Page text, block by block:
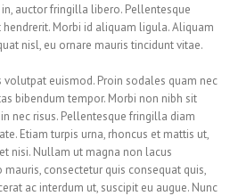
auctor fringilla libero. Pellentesque
Morbi id aliquam ligula. Aliquam
nisl, eu ornare mauris tincidunt vitae.
euismod. Proin sodales quam nec
bibendum tempor. Morbi non nibh sit
nec risus. Pellentesque fringilla diam
Etiam turpis urna, rhoncus et mattis ut,
nisi. Nullam ut magna non lacus
consectetur quis consequat quis,
ac interdum ut, suscipit eu augue. Nunc